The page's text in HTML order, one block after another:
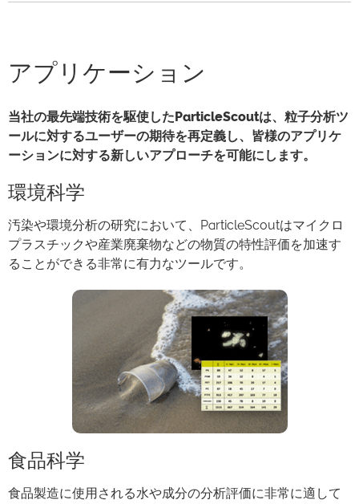
アプリケーション
当社の最先端技術を駆使したParticleScoutは、粒子分析ツ
ールに対するユーザーの期待を再定義し、皆様のアプリケ
ーションに対する新しいアプローチを可能にします。
環境科学
汚染や環境分析の研究において、ParticleScoutはマイクロ
プラスチックや産業廃棄物などの物質の特性評価を加速す
ることができる非常に有力なツールです。
食品科学
食品製造に使用される水や成分の分析評価に非常に適して